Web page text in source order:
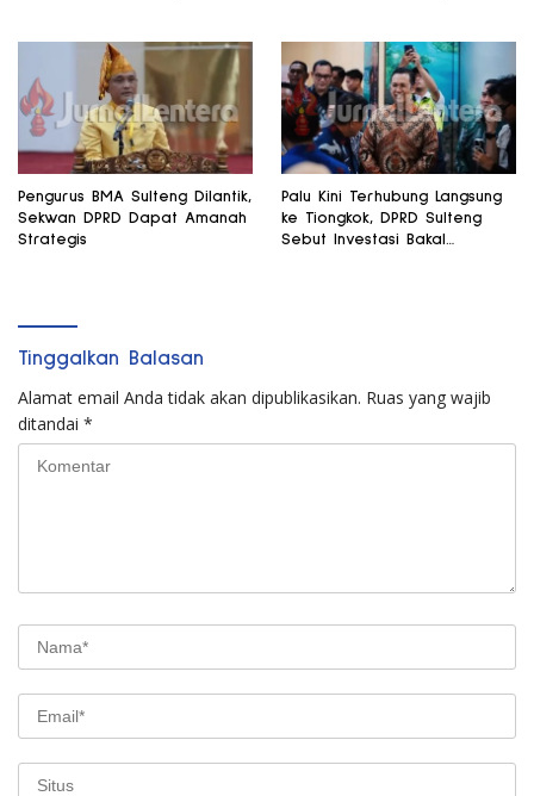
Pengurus BMA Sulteng Dilantik,
Sekwan DPRD Dapat Amanah
Strategis
Palu Kini Terhubung Langsung
ke Tiongkok, DPRD Sulteng
Sebut Investasi Bakal
Tinggalkan Balasan
Alamat email Anda tidak akan dipublikasikan. Ruas yang wajib
ditandai *